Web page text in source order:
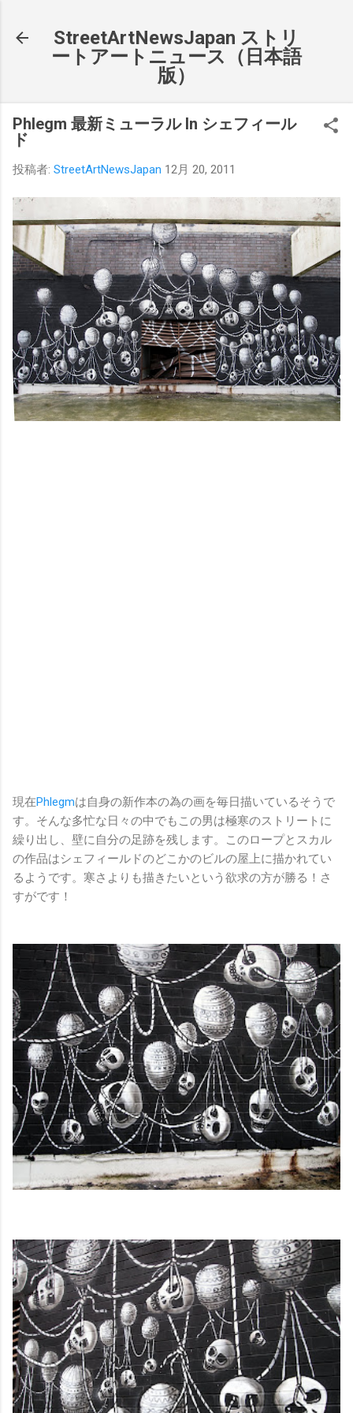
StreetArtNewsJapan ストリ
ートアートニュース（日本語
版）
Phlegm 最新ミューラル In シェフィール
ド
投稿者: StreetArtNewsJapan 12月 20, 2011
現在Phlegmは自身の新作本の為の画を毎日描いているそうで
す。そんな多忙な日々の中でもこの男は極寒のストリートに
繰り出し、壁に自分の足跡を残します。このロープとスカル
の作品はシェフィールドのどこかのビルの屋上に描かれてい
るようです。寒さよりも描きたいという欲求の方が勝る！さ
すがです！